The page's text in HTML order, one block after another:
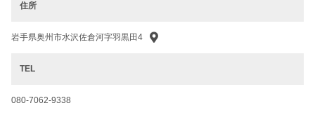
住所
岩手県奥州市水沢佐倉河字羽黒田4
TEL
080-7062-9338